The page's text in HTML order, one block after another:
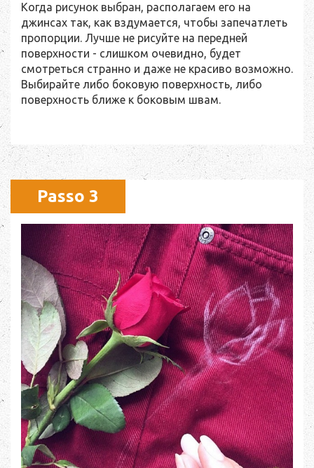
Когда рисунок выбран, располагаем его на
джинсах так, как вздумается, чтобы запечатлеть
пропорции. Лучше не рисуйте на передней
поверхности - слишком очевидно, будет
смотреться странно и даже не красиво возможно.
Выбирайте либо боковую поверхность, либо
поверхность ближе к боковым швам.
Passo 3